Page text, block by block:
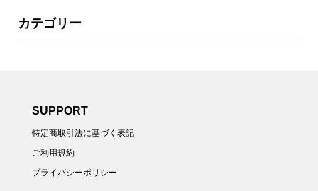
カテゴリー
SUPPORT
特定商取引法に基づく表記
ご利用規約
プライバシーポリシー